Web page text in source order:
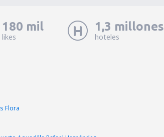
180 mil
likes
1,3 millones
hoteles
Flora